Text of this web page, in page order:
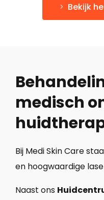
Bekijk
medisch
Bij Medi Skin Care
en hoogwaardige
Naast ons